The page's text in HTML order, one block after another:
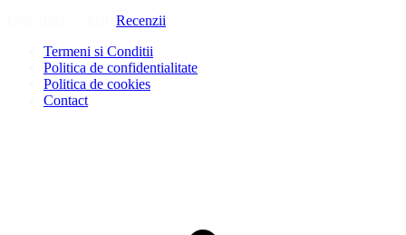
Recenzii
Termeni si Conditii
Politica de confidentialitate
Politica de cookies
Contact